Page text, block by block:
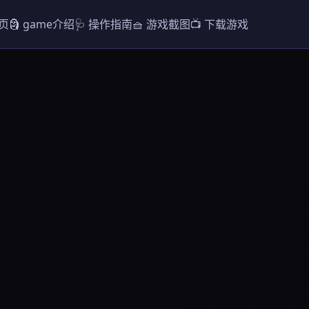
🗿 game介绍🩺 操作指南🧺 游戏截图📺 下载游戏